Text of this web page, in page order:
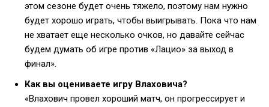
этом сезоне будет очень тяжело, поэтому нам нужно
будет хорошо играть, чтобы выигрывать. Пока что нам
не хватает еще несколько очков, но давайте сейчас
будем думать об игре против «Лацио» за выход в
финал».
Как вы оцениваете игру Влаховича?
«Влахович провел хороший матч, он прогрессирует и